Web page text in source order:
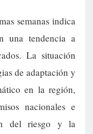
semanas indica
una tendencia a
La situación
de adaptación y
en la región,
nacionales e
del riesgo y la